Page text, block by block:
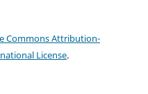
Commons Attribution-
License.